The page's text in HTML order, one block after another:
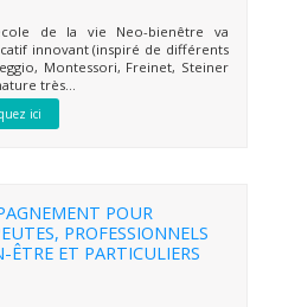
de la vie Neo-bienêtre va
innovant (inspiré de différents
Montessori, Freinet, Steiner
très...
ici
POUR
PROFESSIONNELS
ÊTRE ET PARTICULIERS